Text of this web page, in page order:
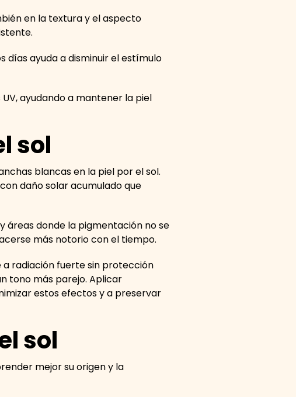
en la textura y el aspecto
ayuda a disminuir el estímulo
ayudando a mantener la piel
sol
blancas en la piel por el sol.
daño solar acumulado que
áreas donde la pigmentación no se
más notorio con el tiempo.
radiación fuerte sin protección
tono más parejo. Aplicar
estos efectos y a preservar
sol
mejor su origen y la